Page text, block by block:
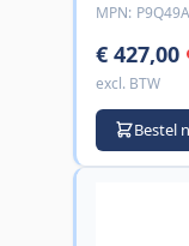
MPN: P9Q49A
€ 427,00
excl. BTW
Bestel